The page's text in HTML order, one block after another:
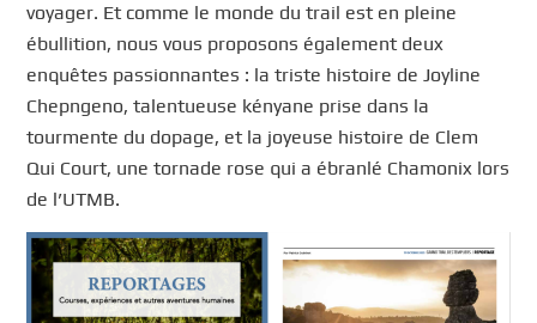
voyager. Et comme le monde du trail est en pleine
ébullition, nous vous proposons également deux
enquêtes passionnantes : la triste histoire de Joyline
Chepngeno, talentueuse kényane prise dans la
tourmente du dopage, et la joyeuse histoire de Clem
Qui Court, une tornade rose qui a ébranlé Chamonix lors
de l’UTMB.